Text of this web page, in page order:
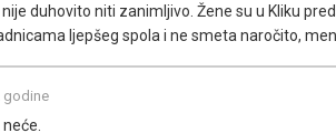
duhovito niti zanimljivo. Žene su u Kliku
ljepšeg spola i ne smeta naročito,
godine